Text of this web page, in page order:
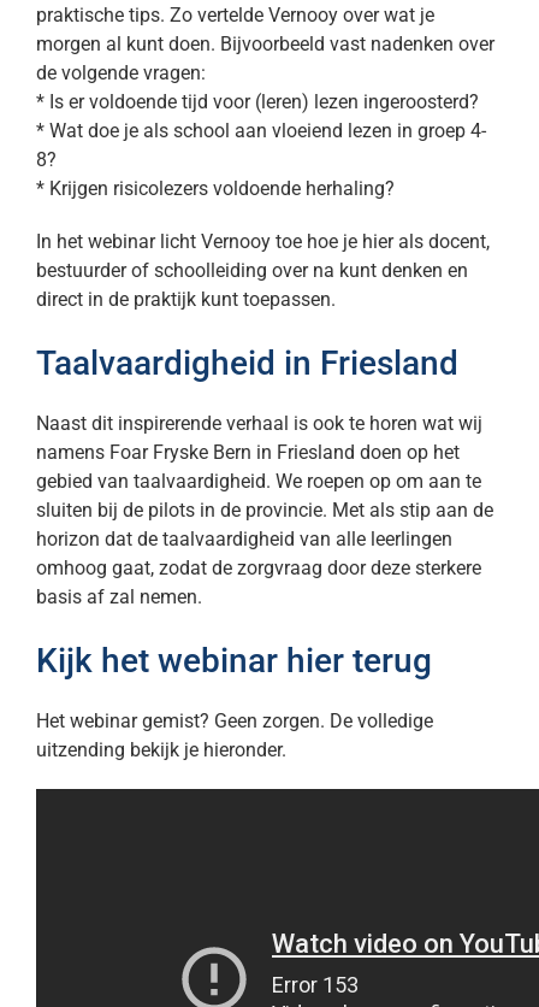
praktische tips. Zo vertelde Vernooy over wat je
morgen al kunt doen. Bijvoorbeeld vast nadenken over
de volgende vragen:
* Is er voldoende tijd voor (leren) lezen ingeroosterd?
* Wat doe je als school aan vloeiend lezen in groep 4-
8?
* Krijgen risicolezers voldoende herhaling?
In het webinar licht Vernooy toe hoe je hier als docent,
bestuurder of schoolleiding over na kunt denken en
direct in de praktijk kunt toepassen.
Taalvaardigheid in Friesland
Naast dit inspirerende verhaal is ook te horen wat wij
namens Foar Fryske Bern in Friesland doen op het
gebied van taalvaardigheid. We roepen op om aan te
sluiten bij de pilots in de provincie. Met als stip aan de
horizon dat de taalvaardigheid van alle leerlingen
omhoog gaat, zodat de zorgvraag door deze sterkere
basis af zal nemen.
Kijk het webinar hier terug
Het webinar gemist? Geen zorgen. De volledige
uitzending bekijk je hieronder.